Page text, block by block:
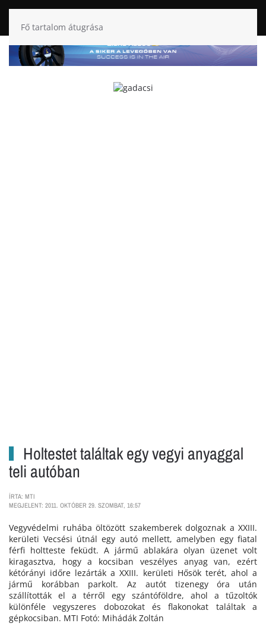
Fő tartalom átugrása
Holtestet találtak egy vegyi anyaggal
teli autóban
ÍRTA: MTI
MEGJELENT: 2011. OKTÓBER 29. SZOMBAT, 16:57
Vegyvédelmi ruhába öltözött szakemberek dolgoznak a XXIII.
kerületi Vecsési útnál egy autó mellett, amelyben egy fiatal
férfi holtteste feküdt. A jármű ablakára olyan üzenet volt
kiragasztva, hogy a kocsiban veszélyes anyag van, ezért
kétórányi időre lezárták a XXIII. kerületi Hősök terét, ahol a
jármű korábban parkolt. Az autót tizenegy óra után
szállították el a térről egy szántóföldre, ahol a tűzoltók
különféle vegyszeres dobozokat és flakonokat találtak a
gépkocsiban. MTI Fotó: Mihádák Zoltán